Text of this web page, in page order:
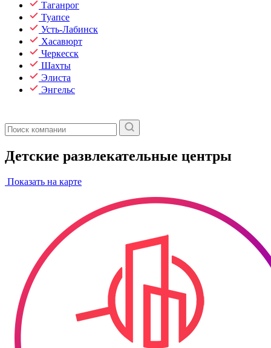
Таганрог
Туапсе
Усть-Лабинск
Хасавюрт
Черкесск
Шахты
Элиста
Энгельс
Детские развлекательные центры
Показать на карте